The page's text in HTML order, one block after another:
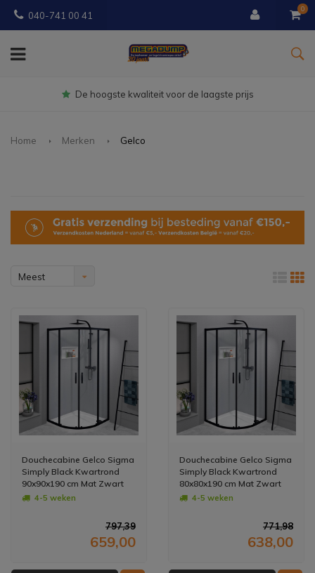
040-741 00 41
0
Gratisbezorgd vanaf € 150
Home Merken Gelco
Meest
Douchecabine Gelco Sigma
Simply Black Kwartrond
90x90x190 cm Mat Zwart
4-5 weken
797,39
659,00
Douchecabine Gelco Sigma
Simply Black Kwartrond
80x80x190 cm Mat Zwart
4-5 weken
771,98
638,00